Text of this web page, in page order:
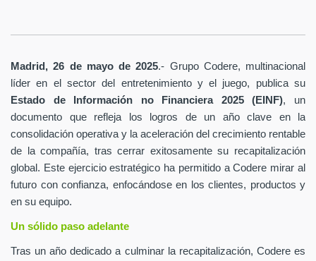
Madrid, 26 de mayo de 2025.- Grupo Codere, multinacional
líder en el sector del entretenimiento y el juego, publica su
Estado de Información no Financiera 2025 (EINF), un
documento que refleja los logros de un año clave en la
consolidación operativa y la aceleración del crecimiento rentable
de la compañía, tras cerrar exitosamente su recapitalización
global. Este ejercicio estratégico ha permitido a Codere mirar al
futuro con confianza, enfocándose en los clientes, productos y
en su equipo.
Un sólido paso adelante
Tras un año dedicado a culminar la recapitalización, Codere es